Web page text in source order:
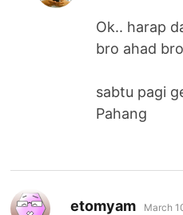
Ok.. harap
bro ahad
sabtu pagi
Pahang
etomyam says:
March